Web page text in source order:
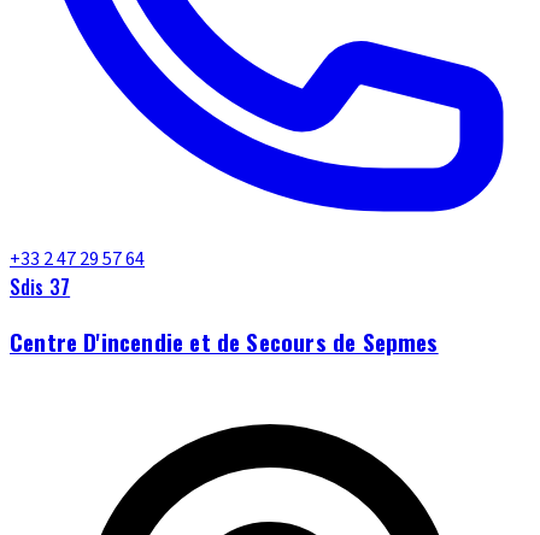
+33 2 47 29 57 64
Sdis 37
Centre D'incendie et de Secours de Sepmes